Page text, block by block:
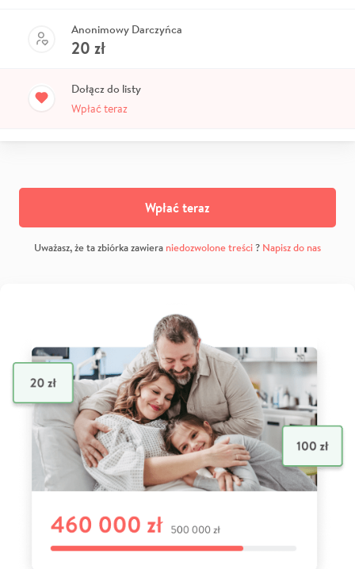
Anonimowy Darczyńca
20 zł
Dołącz do listy
Wpłać teraz
Wpłać teraz
Uważasz, że ta zbiórka zawiera niedozwolone treści? Napisz do nas